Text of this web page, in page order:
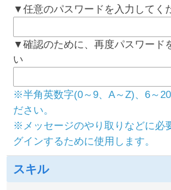
▼任意のパスワードを入力してく
▼確認のために、再度パスワード
い
※半角英数字(0～9、A～Z)、6～
ださい。
※メッセージのやり取りなどに必
グインするために使用します。
スキル